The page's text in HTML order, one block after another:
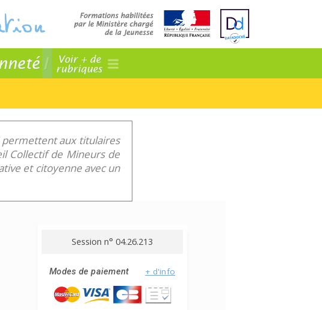
Voir + de
rubriques
aux titulaires
Collectif de Mineurs de
et citoyenne avec un
Session n° 04.26.213
Modes de paiement + d'info